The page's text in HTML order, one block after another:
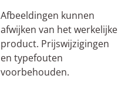
Afbeeldingen kunnen
afwijken van het werkelijke
product. Prijswijzigingen
en typefouten
voorbehouden.